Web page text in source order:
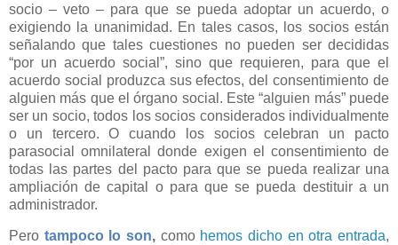
socio – veto – para que se pueda adoptar un acuerdo, o
exigiendo la unanimidad. En tales casos, los socios están
señalando que tales cuestiones no pueden ser decididas
“por un acuerdo social”, sino que requieren, para que el
acuerdo social produzca sus efectos, del consentimiento de
alguien más que el órgano social. Este “alguien más” puede
ser un socio, todos los socios considerados individualmente
o un tercero. O cuando los socios celebran un pacto
parasocial omnilateral donde exigen el consentimiento de
todas las partes del pacto para que se pueda realizar una
ampliación de capital o para que se pueda destituir a un
administrador.
Pero tampoco lo son, como hemos dicho en otra entrada,